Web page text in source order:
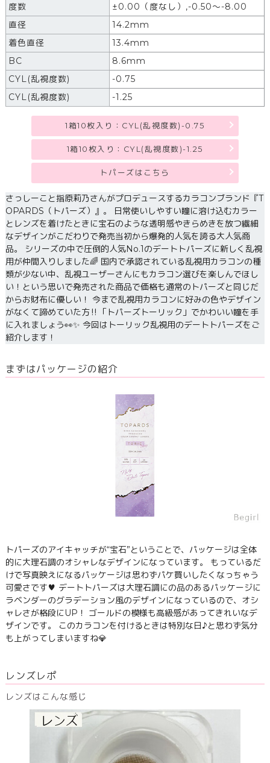
度数
±0.00（度なし）,-0.50～-8.00
直径
14.2mm
着色直径
13.4mm
BC
8.6mm
CYL(乱視度数)
-0.75
CYL(乱視度数)
-1.25
1箱10枚入り：CYL(乱視度数)-0.75
1箱10枚入り：CYL(乱視度数)-1.25
トパーズはこちら
さっしーこと指原莉乃さんがプロデュースするカラコンブランド『T
OPARDS（トパーズ）』。 日常使いしやすい瞳に溶け込むカラー
とレンズを着けたときに宝石のような透明感やきらめきを放つ繊細
なデザインがこだわりで発売当初から爆発的人気を誇る大人気商
品。 シリーズの中で圧倒的人気No.1のデートトパーズに新しく乱視
用が仲間入りしました🌈 国内で承認されている乱視用カラコンの種
類が少ない中、乱視ユーザーさんにもカラコン選びを楽しんでほし
い！という思いで発売された商品で価格も通常のトパーズと同じだ
からお財布に優しい！ 今まで乱視用カラコンに好みの色やデザイン
がなくて諦めていた方‼「トパーズトーリック」でかわいい瞳を手
に入れましょう👀✨ 今回はトーリック乱視用のデートトパーズをご
紹介します！
まずはパッケージの紹介
トパーズのアイキャッチが“宝石”ということで、パッケージは全体
的に大理石調のオシャレなデザインになっています。 もっているだ
けで写真映えになるパッケージは思わずパケ買いしたくなっちゃう
可愛さです♥ デートトパーズは大理石調にの品のあるパッケージに
ラベンダーのグラデーション風のデザインになっているので、オシ
ャレさが格段にUP！ ゴールドの模様も高級感があってきれいなデ
ザインです。 このカラコンを付けるときは特別な日♪と思わず気分
も上がってしまいますね💎
レンズレポ
レンズはこんな感じ